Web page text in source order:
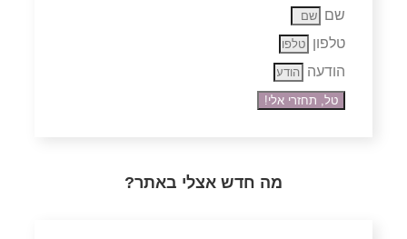
שם
טלפון
הודעה
טל, תחזרי אלי!
מה חדש אצלי באתר?